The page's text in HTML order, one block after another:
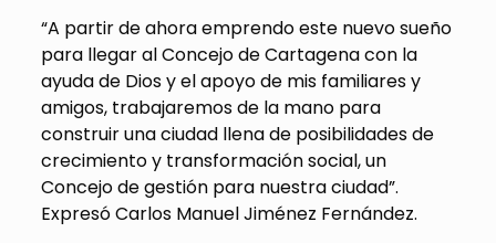
“A partir de ahora emprendo este nuevo sueño
para llegar al Concejo de Cartagena con la
ayuda de Dios y el apoyo de mis familiares y
amigos, trabajaremos de la mano para
construir una ciudad llena de posibilidades de
crecimiento y transformación social, un
Concejo de gestión para nuestra ciudad”.
Expresó Carlos Manuel Jiménez Fernández.